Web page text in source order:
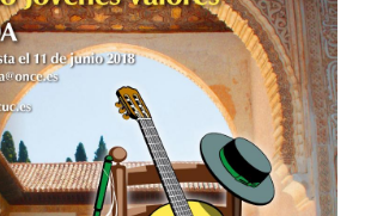
centros de la ONCE y en los puntos
recogida. Aquí encontrarás toda la
la programación de la 16
de la ONCE.